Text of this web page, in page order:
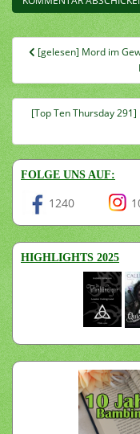
[gelesen] Mord im
[Top Ten Thursday
FOLGE UNS AUF:
1240
HIGHLIGHTS 2025